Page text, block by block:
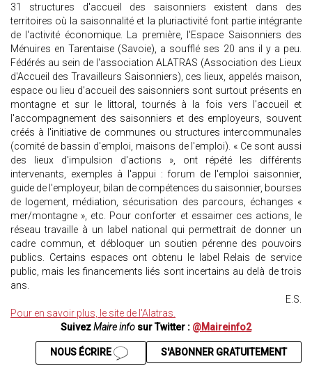
31 structures d'accueil des saisonniers existent dans des
territoires où la saisonnalité et la pluriactivité font partie intégrante
de l'activité économique. La première, l'Espace Saisonniers des
Ménuires en Tarentaise (Savoie), a soufflé ses 20 ans il y a peu.
Fédérés au sein de l'association ALATRAS (Association des Lieux
d'Accueil des Travailleurs Saisonniers), ces lieux, appelés maison,
espace ou lieu d'accueil des saisonniers sont surtout présents en
montagne et sur le littoral, tournés à la fois vers l'accueil et
l'accompagnement des saisonniers et des employeurs, souvent
créés à l'initiative de communes ou structures intercommunales
(comité de bassin d'emploi, maisons de l'emploi). « Ce sont aussi
des lieux d'impulsion d'actions », ont répété les différents
intervenants, exemples à l'appui : forum de l'emploi saisonnier,
guide de l'employeur, bilan de compétences du saisonnier, bourses
de logement, médiation, sécurisation des parcours, échanges «
mer/montagne », etc. Pour conforter et essaimer ces actions, le
réseau travaille à un label national qui permettrait de donner un
cadre commun, et débloquer un soutien pérenne des pouvoirs
publics. Certains espaces ont obtenu le label Relais de service
public, mais les financements liés sont incertains au delà de trois
ans.
E.S.
Pour en savoir plus, le site de l'Alatras.
SuivezMaire info sur Twitter : @Maireinfo2
S'ABONNER GRATUITEMENT
NOUS ÉCRIRE